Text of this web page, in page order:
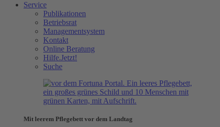
Service
Publikationen
Betriebsrat
Managementsystem
Kontakt
Online Beratung
Hilfe.Jetzt!
Suche
Mit leerem Pflegebett vor dem Landtag